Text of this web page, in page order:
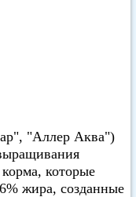
"Аллер Аква")
которые
жира, созданные